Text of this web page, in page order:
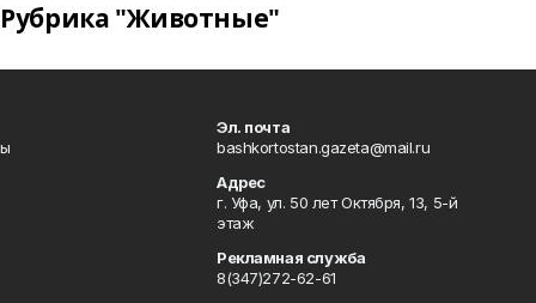
Рубрика "Животные"
Эл. почта
bashkortostan.gazeta@mail.ru
Адрес
г. Уфа, ул. 50 лет Октября, 13, 5-й
этаж
Рекламная служба
8(347)272-62-61